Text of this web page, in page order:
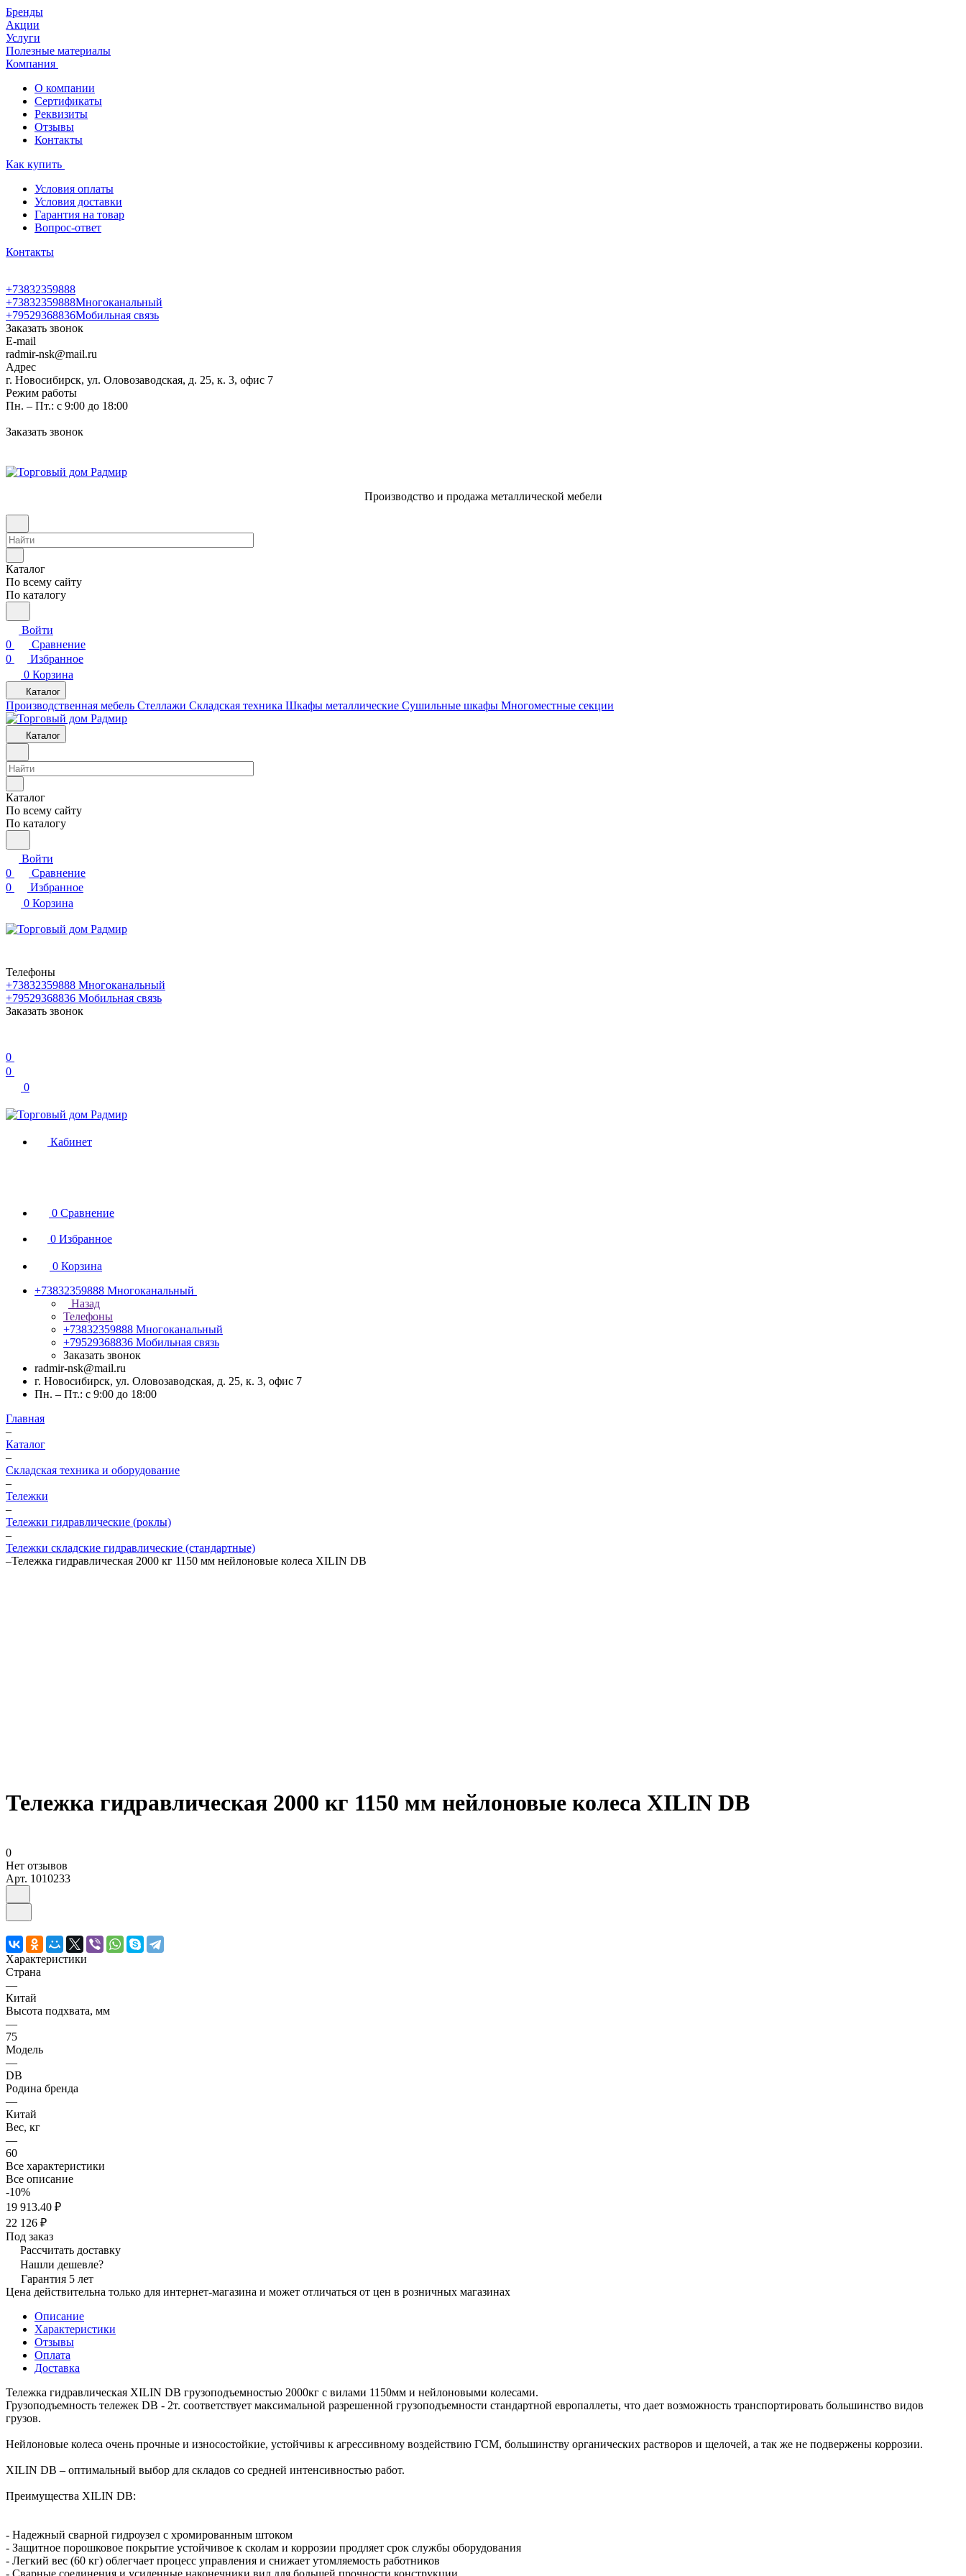
Бренды
Акции
Услуги
Полезные материалы
Компания
О компании
Сертификаты
Реквизиты
Отзывы
Контакты
Как купить
Условия оплаты
Условия доставки
Гарантия на товар
Вопрос-ответ
Контакты
+73832359888
+73832359888Многоканальный
+79529368836Мобильная связь
Заказать звонок
E-mail
radmir-nsk@mail.ru
Адрес
г. Новосибирск, ул. Оловозаводская, д. 25, к. 3, офис 7
Режим работы
Пн. – Пт.: с 9:00 до 18:00
Заказать звонок
Производство и продажа металлической мебели
Каталог
По всему сайту
По каталогу
Войти
0
Сравнение
0
Избранное
0 Корзина
Каталог
Производственная мебель Cтеллажи Складская техника Шкафы металлические Cушильные шкафы Многоместные секции
Каталог
Каталог
По всему сайту
По каталогу
Войти
0
Сравнение
0
Избранное
0 Корзина
Телефоны
+73832359888 Многоканальный
+79529368836 Мобильная связь
Заказать звонок
0
0
0
Кабинет
0 Сравнение
0 Избранное
0 Корзина
+73832359888 Многоканальный
Назад
Телефоны
+73832359888 Многоканальный
+79529368836 Мобильная связь
Заказать звонок
radmir-nsk@mail.ru
г. Новосибирск, ул. Оловозаводская, д. 25, к. 3, офис 7
Пн. – Пт.: с 9:00 до 18:00
Главная
–
Каталог
–
Складская техника и оборудование
–
Тележки
–
Тележки гидравлические (роклы)
–
Тележки складские гидравлические (стандартные)
–Тележка гидравлическая 2000 кг 1150 мм нейлоновые колеса XILIN DB
Тележка гидравлическая 2000 кг 1150 мм нейлоновые колеса XILIN DB
0
Нет отзывов
Арт. 1010233
Характеристики
Страна
—
Китай
Высота подхвата, мм
—
75
Модель
—
DB
Родина бренда
—
Китай
Вес, кг
—
60
Все характеристики
Все описание
-10%
19 913.40 ₽
22 126 ₽
Под заказ
Рассчитать доставку
Нашли дешевле?
Гарантия 5 лет
Цена действительна только для интернет-магазина и может отличаться от цен в розничных магазинах
Описание
Характеристики
Отзывы
Оплата
Доставка
Тележка гидравлическая XILIN DB грузоподъемностью 2000кг с вилами 1150мм и нейлоновыми колесами.
Грузоподъемность тележек DB - 2т. соответствует максимальной разрешенной грузоподъемности стандартной европаллеты, что дает возможность транспортировать большинство видов
грузов.
Нейлоновые колеса очень прочные и износостойкие, устойчивы к агрессивному воздействию ГСМ, большинству органических растворов и щелочей, а так же не подвержены коррозии.
XILIN DB – оптимальный выбор для складов со средней интенсивностью работ.
Преимущества XILIN DB:
- Надежный сварной гидроузел с хромированным штоком
- Защитное порошковое покрытие устойчивое к сколам и коррозии продляет срок службы оборудования
- Легкий вес (60 кг) облегчает процесс управления и снижает утомляемость работников
- Сварные соединения и усиленные наконечники вил для большей прочности конструкции